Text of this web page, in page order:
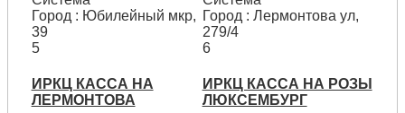
Город : Юбилейный мкр,
39
Город : Лермонтова ул,
279/4
5
ИРКЦ КАССА НА
ЛЕРМОНТОВА
6
ИРКЦ КАССА НА РОЗЫ
ЛЮКСЕМБУРГ